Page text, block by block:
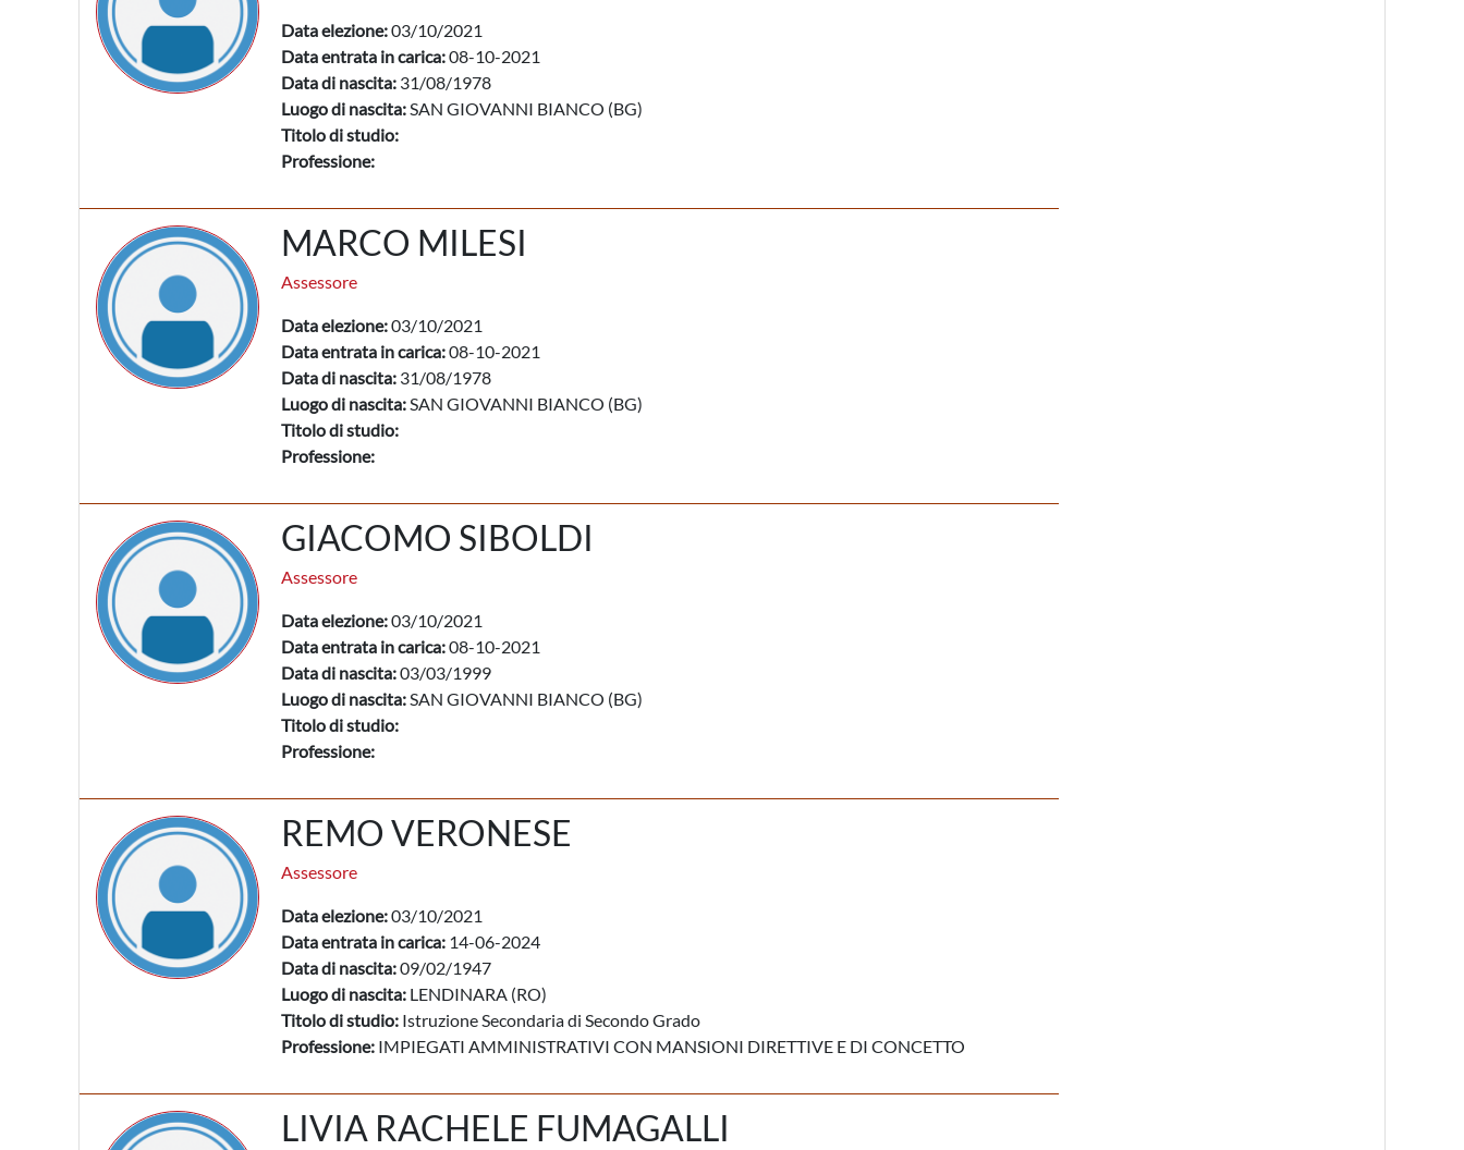
Data elezione:03/10/2021
Data entrata in carica:08-10-2021
Data di nascita: 31/08/1978
Luogo di nascita:SAN GIOVANNI BIANCO (BG)
Titolo di studio:
Professione:
MARCO MILESI
Assessore
Data elezione:03/10/2021
Data entrata in carica:08-10-2021
Data di nascita: 31/08/1978
Luogo di nascita:SAN GIOVANNI BIANCO (BG)
Titolo di studio:
Professione:
GIACOMO SIBOLDI
Assessore
Data elezione:03/10/2021
Data entrata in carica:08-10-2021
Data di nascita:03/03/1999
Luogo di nascita:SAN GIOVANNI BIANCO (BG)
Titolo di studio:
Professione:
REMO VERONESE
Assessore
Data elezione:03/10/2021
Data entrata in carica: 14-06-2024
Data di nascita:09/02/1947
Luogo di nascita: LENDINARA (RO)
Titolo di studio: Istruzione Secondaria di Secondo Grado
Professione: IMPIEGATI AMMINISTRATIVI CON MANSIONI DIRETTIVE E DI CONCETTO
LIVIA RACHELE FUMAGALLI